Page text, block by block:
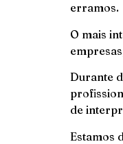
erramos.
O mais
Durante
de
Estamos